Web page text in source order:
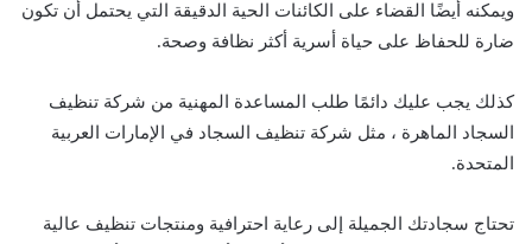
ويمكنه أيضًا القضاء على الكائنات الحية الدقيقة التي يحتمل أن تكون
ضارة للحفاظ على حياة أسرية أكثر نظافة وصحة.
كذلك يجب عليك دائمًا طلب المساعدة المهنية من شركة تنظيف
السجاد الماهرة ، مثل شركة تنظيف السجاد في الإمارات العربية
المتحدة.
تحتاج سجادتك الجميلة إلى رعاية احترافية ومنتجات تنظيف عالية